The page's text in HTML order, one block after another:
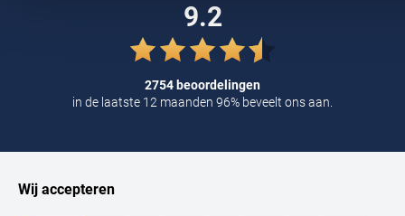
Tommy Hilfiger
Tramarossa
William Lockie
9.2
2754 beoordelingen
in de laatste 12 maanden 96% beveelt ons aan.
Wij accepteren